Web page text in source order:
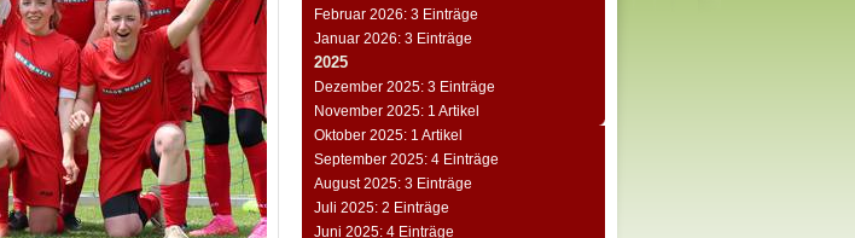
Februar 2026: 3 Einträge
Januar 2026: 3 Einträge
2025
Dezember 2025: 3 Einträge
November 2025: 1 Artikel
Oktober 2025: 1 Artikel
September 2025: 4 Einträge
August 2025: 3 Einträge
Juli 2025: 2 Einträge
Juni 2025: 4 Einträge